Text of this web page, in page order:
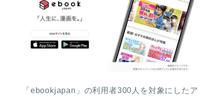
「ebookjapan」の利用者300人を対象にしたア